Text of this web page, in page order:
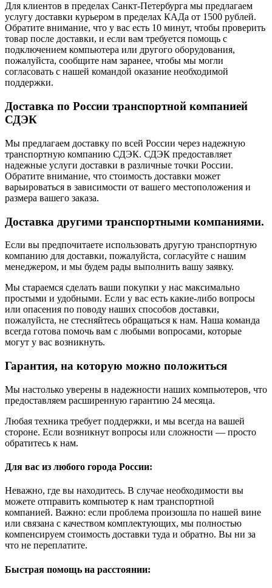
Для клиентов в пределах Санкт-Петербурга мы предлагаем
услугу доставки курьером в пределах КАДа от 1500 рублей.
Обратите внимание, что у вас есть 10 минут, чтобы проверить
товар после доставки, и если вам требуется помощь с
подключением компьютера или другого оборудования,
пожалуйста, сообщите нам заранее, чтобы мы могли
согласовать с нашей командой оказание необходимой
поддержки.
Доставка по России транспортной компанией
СДЭК
Мы предлагаем доставку по всей России через надежную
транспортную компанию СДЭК. СДЭК предоставляет
надежные услуги доставки в различные точки России.
Обратите внимание, что стоимость доставки может
варьироваться в зависимости от вашего местоположения и
размера вашего заказа.
Доставка другими транспортными компаниями.
Если вы предпочитаете использовать другую транспортную
компанию для доставки, пожалуйста, согласуйте с нашим
менеджером, и мы будем рады выполнить вашу заявку.
Мы стараемся сделать ваши покупки у нас максимально
простыми и удобными. Если у вас есть какие-либо вопросы
или опасения по поводу наших способов доставки,
пожалуйста, не стесняйтесь обращаться к нам. Наша команда
всегда готова помочь вам с любыми вопросами, которые
могут у вас возникнуть.
Гарантия, на которую можно положиться
Мы настолько уверены в надежности наших компьютеров, что
предоставляем расширенную гарантию 24 месяца.
Любая техника требует поддержки, и мы всегда на вашей
стороне. Если возникнут вопросы или сложности — просто
обратитесь к нам.
Для вас из любого города России:
Неважно, где вы находитесь. В случае необходимости вы
можете отправить компьютер к нам транспортной
компанией. Важно: если проблема произошла по нашей вине
или связана с качеством комплектующих, мы полностью
компенсируем стоимость доставки туда и обратно. Вы ни за
что не переплатите.
Быстрая помощь на расстоянии: